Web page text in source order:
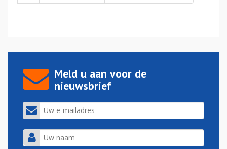
Meld u aan voor de
nieuwsbrief